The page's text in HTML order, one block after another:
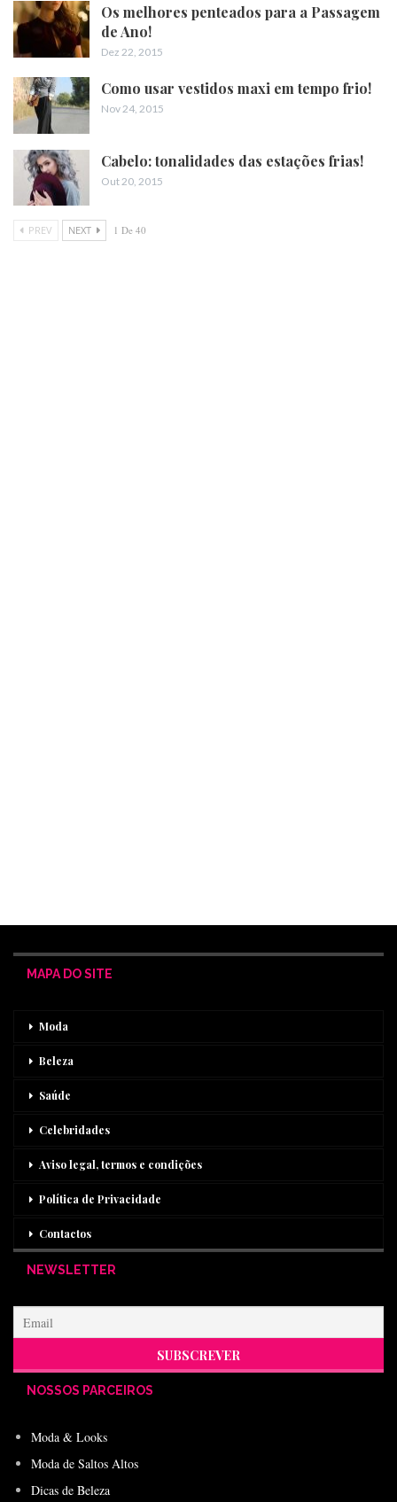
Os melhores penteados para a Passagem
de Ano!
Dez 22, 2015
Como usar vestidos maxi em tempo frio!
Nov 24, 2015
Cabelo: tonalidades das estações frias!
Out 20, 2015
PREV NEXT 1 De 40
MAPA DO SITE
Moda
Beleza
Saúde
Celebridades
Aviso legal, termos e condições
Política de Privacidade
Contactos
NEWSLETTER
NOSSOS PARCEIROS
Moda & Looks
Moda de Saltos Altos
Dicas de Beleza